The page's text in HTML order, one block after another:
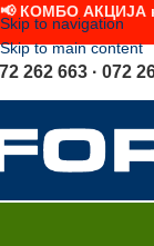
Skip to navigation
Skip to main content
262 663 · 072
📢 КОМБО АКЦИЈА